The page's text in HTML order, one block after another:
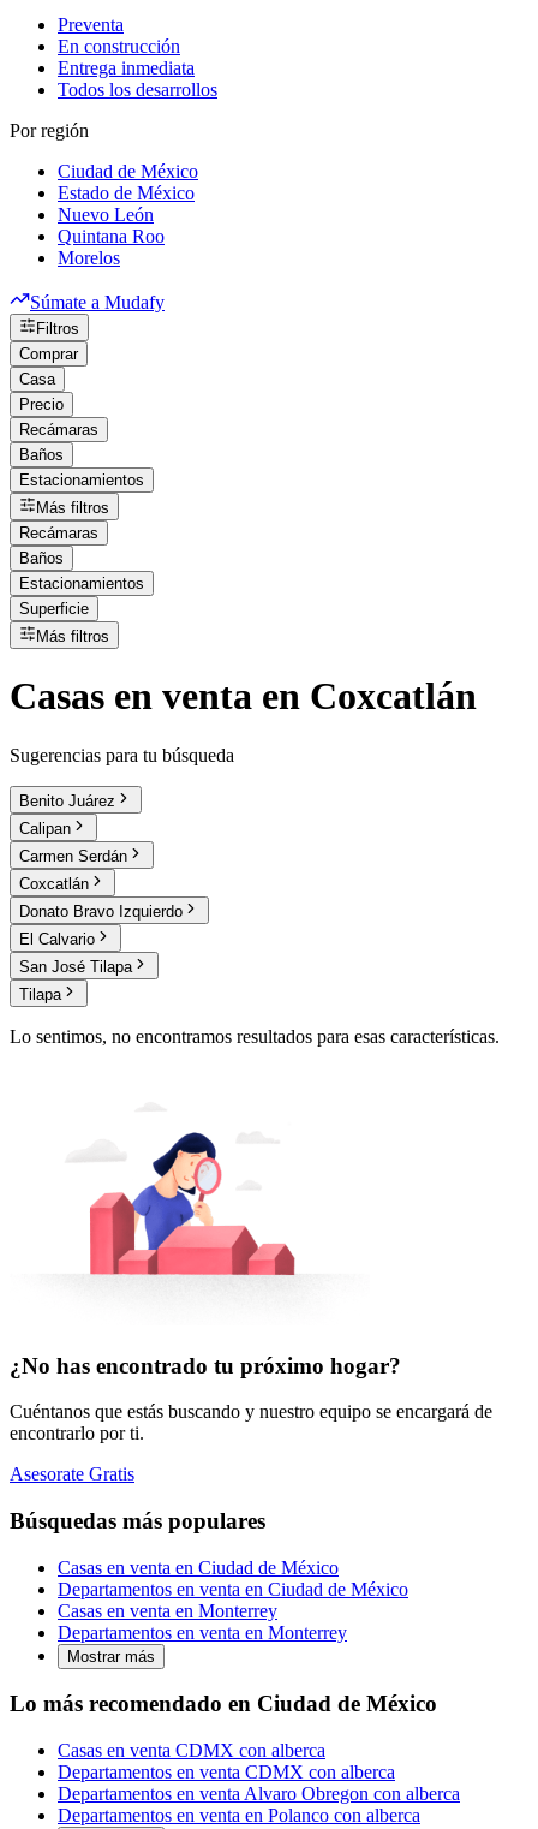
Preventa
En construcción
Entrega inmediata
Todos los desarrollos
Por región
Ciudad de México
Estado de México
Nuevo León
Quintana Roo
Morelos
Súmate a Mudafy
Filtros
Comprar
Casa
Precio
Recámaras
Baños
Estacionamientos
Más filtros
Recámaras
Baños
Estacionamientos
Superficie
Más filtros
Casas en venta en Coxcatlán
Sugerencias para tu búsqueda
Benito Juárez
Calipan
Carmen Serdán
Coxcatlán
Donato Bravo Izquierdo
El Calvario
San José Tilapa
Tilapa
Lo sentimos, no encontramos resultados para esas características.
¿No has encontrado tu próximo hogar?
Cuéntanos que estás buscando y nuestro equipo se encargará de
encontrarlo por ti.
Asesorate Gratis
Búsquedas más populares
Casas en venta en Ciudad de México
Departamentos en venta en Ciudad de México
Casas en venta en Monterrey
Departamentos en venta en Monterrey
Mostrar más
Lo más recomendado en Ciudad de México
Casas en venta CDMX con alberca
Departamentos en venta CDMX con alberca
Departamentos en venta Alvaro Obregon con alberca
Departamentos en venta en Polanco con alberca